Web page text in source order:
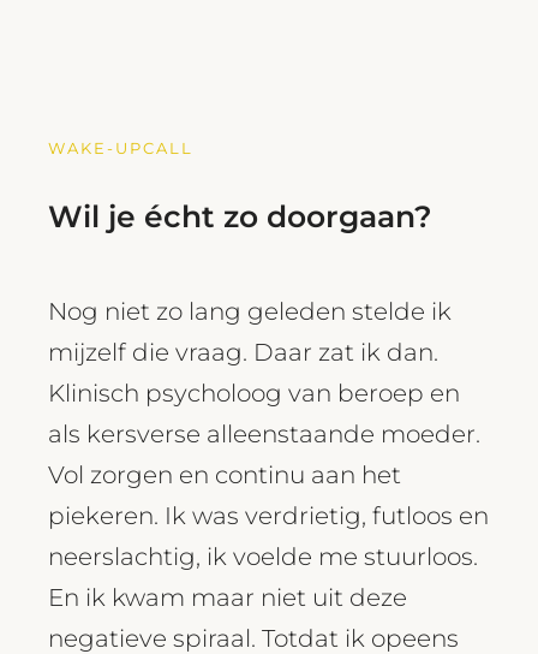
WAKE-UPCALL
Wil je écht zo doorgaan?
Nog niet zo lang geleden stelde ik
mijzelf die vraag. Daar zat ik dan.
Klinisch psycholoog van beroep en
als kersverse alleenstaande moeder.
Vol zorgen en continu aan het
piekeren. Ik was verdrietig, futloos en
neerslachtig, ik voelde me stuurloos.
En ik kwam maar niet uit deze
negatieve spiraal. Totdat ik opeens